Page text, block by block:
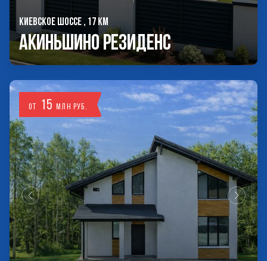
КИЕВСКОЕ ШОССЕ , 17 КМ
Акиньшино Резиденс
от 15млн руб.